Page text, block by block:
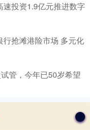
投资1.9亿元推进数字
抢滩港险市场 多元化
管，今年已50岁希望